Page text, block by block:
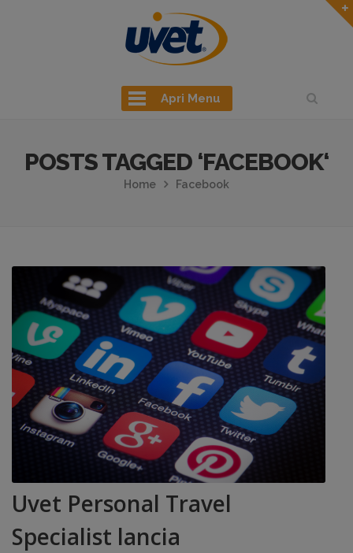
Apri Menu
POSTS TAGGED ‘FACEBOOK‘
Home Facebook
Uvet Personal Travel
Specialist lancia